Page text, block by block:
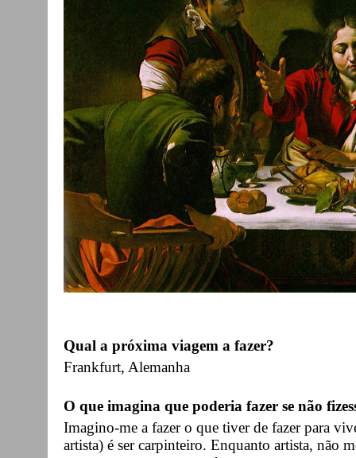
Qual a próxima viagem a fazer?
Frankfurt, Alemanha
O que imagina que poderia fazer se não
Imagino-me a fazer o que tiver de fazer para
artista) é ser carpinteiro. Enquanto artista, não